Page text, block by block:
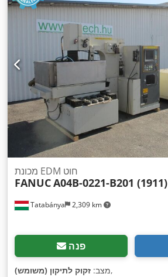
Tatabánya 2,309 km
מכונת EDM חוט
FANUCA04B-0221-B201 (1911)
פנה
מצב: זקוק לתיקון (משומש) ,